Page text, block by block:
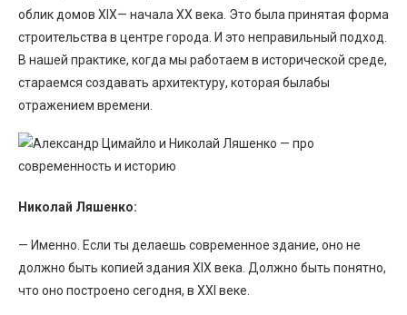
облик домов XIX— начала XX века. Это была принятая форма
строительства в центре города. И это неправильный подход.
В нашей практике, когда мы работаем в исторической среде,
стараемся создавать архитектуру, которая былабы
отражением времени.
Николай Ляшенко:
— Именно. Если ты делаешь современное здание, оно не
должно быть копией здания XIX века. Должно быть понятно,
что оно построено сегодня, в XXI веке.